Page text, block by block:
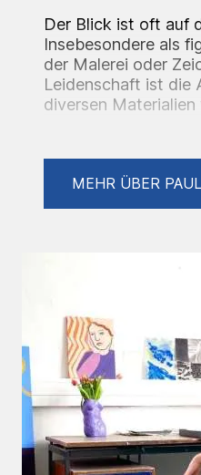
Der Blick ist oft auf
Insebesondere als
der Malerei oder
Leidenschaft ist die
diversen Materialien
Auf SKM findest Du
und spielerische
Zeichnungen,
als Unikate zu
hoffentlich einen
Letzte Ausstellungen:
MEHR ÜBER